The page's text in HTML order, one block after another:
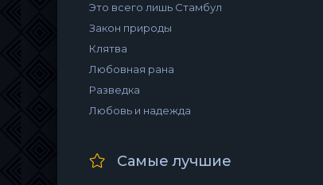
Это всего лишь Стамбул
Закон природы
Клятва
Любовная рана
Разведка
Любовь и надежда
Самые лучшие